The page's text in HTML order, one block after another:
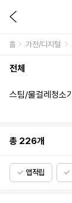
홈 가전/디지털
전체
스팀/물걸레청소기
총 226개
앱적립